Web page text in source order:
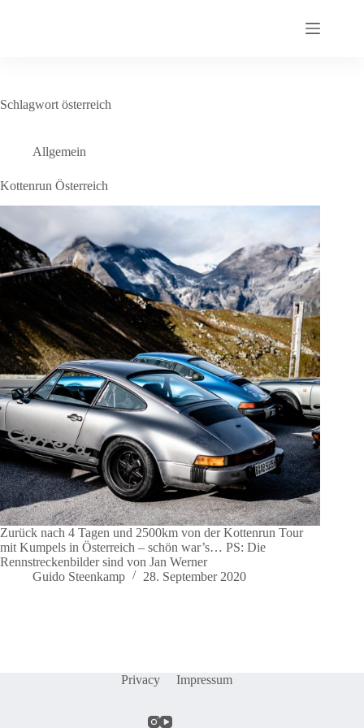
Schlagwort österreich
Allgemein
Kottenrun Österreich
Zurück nach 4 Tagen und 2500km von der Kottenrun Tour
mit Kumpels in Österreich – schön war’s… PS: Die
Rennstreckenbilder sind von Jan Werner
Guido Steenkamp
28. September 2020
Privacy Impressum